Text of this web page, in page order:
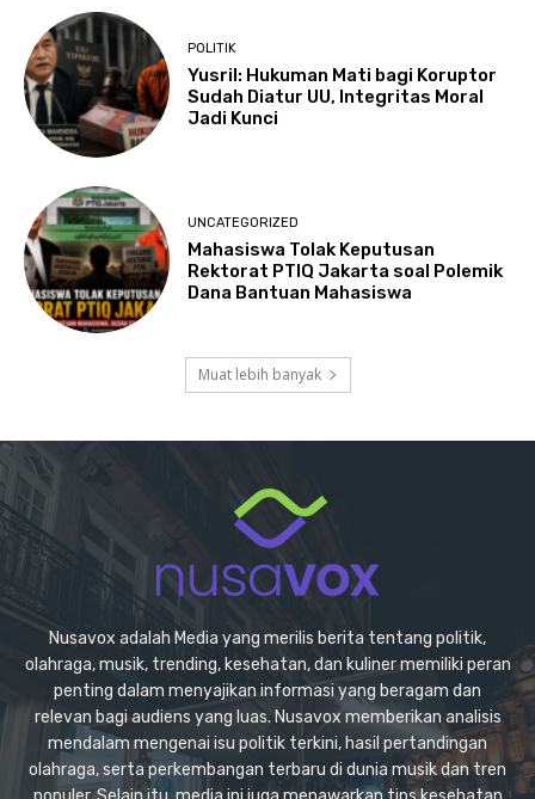
POLITIK
Yusril: Hukuman Mati bagi Koruptor
Sudah Diatur UU, Integritas Moral
Jadi Kunci
UNCATEGORIZED
Mahasiswa Tolak Keputusan
Rektorat PTIQ Jakarta soal Polemik
Dana Bantuan Mahasiswa
Muat lebih banyak
Nusavox adalah Media yang merilis berita tentang politik,
olahraga, musik, trending, kesehatan, dan kuliner memiliki peran
penting dalam menyajikan informasi yang beragam dan
relevan bagi audiens yang luas. Nusavox memberikan analisis
mendalam mengenai isu politik terkini, hasil pertandingan
olahraga, serta perkembangan terbaru di dunia musik dan tren